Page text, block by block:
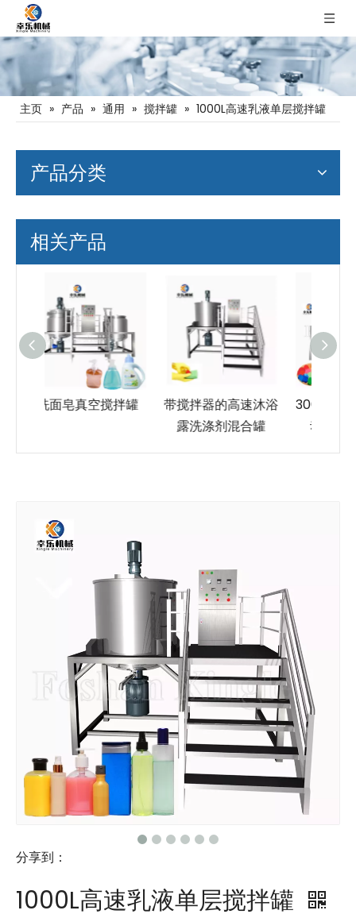
主页 » 产品 » 通用 » 搅拌罐 » 1000L高速乳液单层搅拌罐
产品分类
相关产品
带搅拌器的高速沐浴
300L蜂蜜双层夹套电
动搅拌罐带加热
分享到：
1000L高速乳液单层搅拌罐